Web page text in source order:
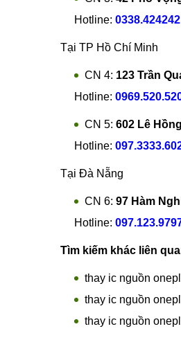
120 Thái
Hotline:
Hotline: 0338.424242
123 Trần
Hotline:
Hotline:
Tại Đà Nẵng
CN 6:
97 Hàm
Hotline:
097.123.9797